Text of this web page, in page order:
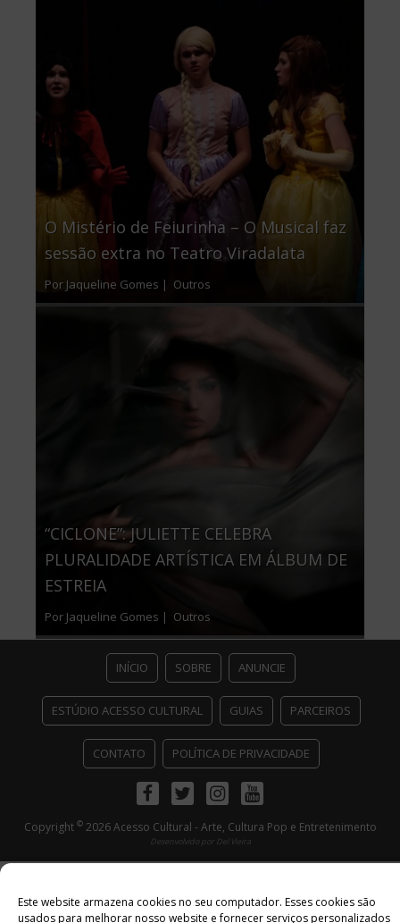
Este website armazena cookies no seu computador. Esses cookies são
usados ​​para melhorar nosso website e fornecer serviços personalizados
O Mistério de Feiurinha – O Musical faz
sessão extra no Teatro Viradalata
Por Jaqueline Gomes | Outros
“CICLONE”: JULIETTE CELEBRA
PLURALIDADE ARTÍSTICA EM ÁLBUM DE
ESTREIA
Por Jaqueline Gomes | Outros
INÍCIO SOBRE ANUNCIE
ESTÚDIO ACESSO CULTURAL GUIAS PARCEIROS
CONTATO POLÍTICA DE PRIVACIDADE
FacebookTwitterInstagramYoutube
Copyright ©2026 Acesso Cultural - Arte, Cultura Pop e Entretenimento
Desenvolvido por Del Vieira